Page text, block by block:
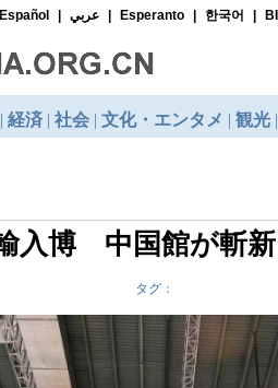
入博 中国館が斬
タグ：